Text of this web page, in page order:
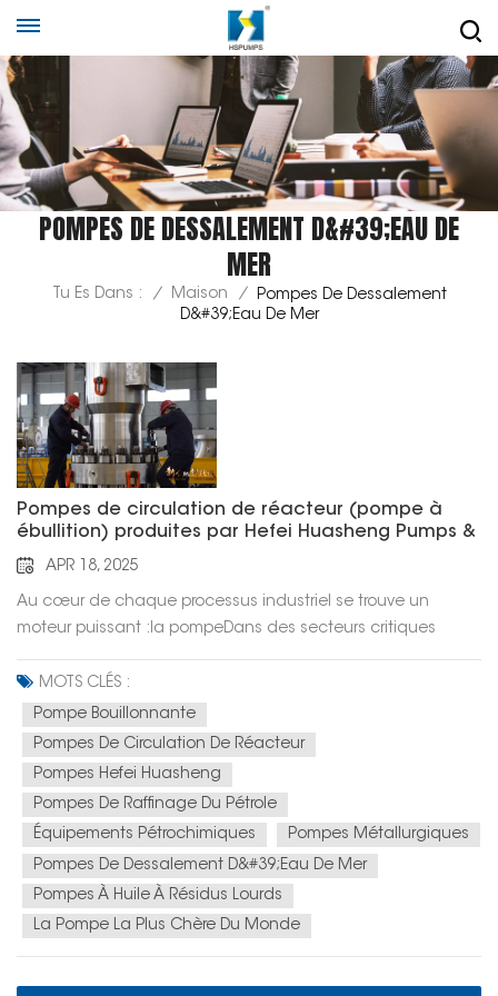
POMPES DE DESSALEMENT D&#39;EAU DE
MER
Tu Es Dans : / Maison /
Pompes De Dessalement
D&#39;eau De Mer
Pompes de circulation de réacteur (pompe à
ébullition) produites par Hefei Huasheng Pumps &
Valves
APR 18, 2025
Au cœur de chaque processus industriel se trouve un
moteur puissant :la pompeDans des secteurs critiques
comme le raffinage du pétrole, la pétrochimie, la métallurgie
et le dessalement de l'eau de mer, des solutions de
pompage fiables et efficaces sont indispensables. L'un de
ces équipements essentiels est le pompe de circulation du
réacteur, également connue dans l’industrie sous le nom de
« pompe à ébullition », un acteur clé dans la transformation
des résidus pétroliers lourds en carburants propres. Hefei
Huasheng Pumps & Valves Co., Ltd. se consacre à la
recherche technologique approfondie et au
développement de produits, suivant la voie de la
spécialisation, du raffinement, de la distinction et de
MOTS CLÉS :
Pompe Bouillonnante
Pompes De Circulation De Réacteur
Pompes Hefei Huasheng
Pompes De Raffinage Du Pétrole
Équipements Pétrochimiques
Pompes Métallurgiques
Pompes De Dessalement D&#39;eau De Mer
Pompes À Huile À Résidus Lourds
La Pompe La Plus Chère Du Monde